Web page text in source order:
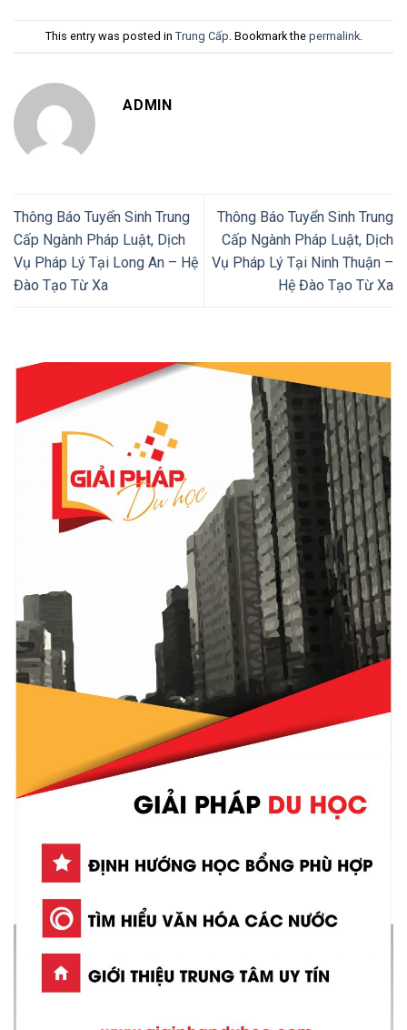
This entry was posted in Trung Cấp . Bookmark the permalink.
ADMIN
Thông Báo Tuyển Sinh Trung
Cấp Ngành Pháp Luật, Dịch
Vụ Pháp Lý Tại Long An – Hệ
Đào Tạo Từ Xa
Thông Báo Tuyển Sinh Trung
Cấp Ngành Pháp Luật, Dịch
Vụ Pháp Lý Tại Ninh Thuận –
Hệ Đào Tạo Từ Xa